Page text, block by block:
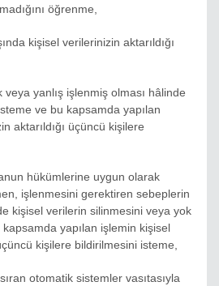
öğrenme,
kişisel verilerinizin aktarıldığı
yanlış işlenmiş olması hâlinde
ve bu kapsamda yapılan
aktarıldığı üçüncü kişilere
hükümlerine uygun olarak
işlenmesini gerektiren sebeplerin
kişisel verilerin silinmesini veya yok
yapılan işlemin kişisel
kişilere bildirilmesini isteme,
otomatik sistemler vasıtasıyla